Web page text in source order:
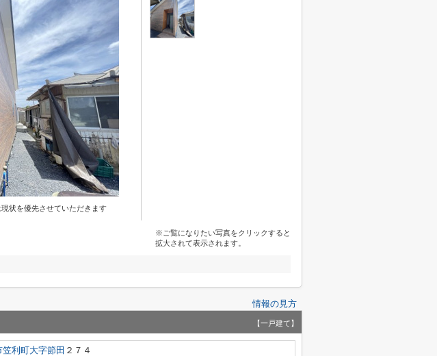
状を優先させていただきます
※ご覧になりたい写真をクリックすると
拡大されて表示されます。
情報の見方
【一戸建て】
笠利町大字節田 ２７４